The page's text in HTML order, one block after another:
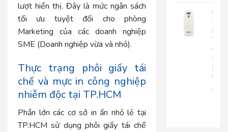
lượt hiển thị. Đây là mức ngân sách
tối ưu tuyệt đối cho phòng
Marketing của các doanh nghiệp
SME (Doanh nghiệp vừa và nhỏ).
Thực trạng phôi giấy tái
chế và mực in công nghiệp
nhiễm độc tại TP.HCM
Phần lớn các cơ sở in ấn nhỏ lẻ tại
TP.HCM sử dụng phôi giấy tái chế
Máy
Xịt
Tự
|
RT816